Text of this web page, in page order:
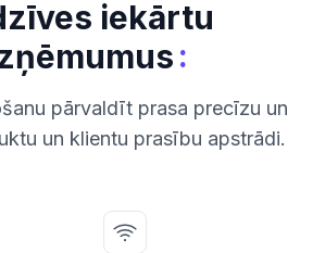
iekārtu
:
pārvaldīt prasa precīzu un
un klientu prasību apstrādi.